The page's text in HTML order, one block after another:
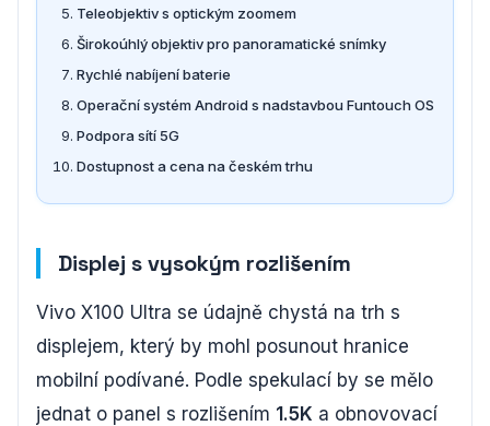
Teleobjektiv s optickým zoomem
Širokoúhlý objektiv pro panoramatické snímky
Rychlé nabíjení baterie
Operační systém Android s nadstavbou Funtouch OS
Podpora sítí 5G
Dostupnost a cena na českém trhu
Displej s vysokým rozlišením
Vivo X100 Ultra se údajně chystá na trh s
displejem, který by mohl posunout hranice
mobilní podívané. Podle spekulací by se mělo
jednat o panel s rozlišením 1.5K a obnovovací